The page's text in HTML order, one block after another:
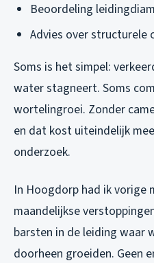
Beoordeling
Advies over structurele
Soms is het simpel:
water stagneert. Soms
wortelingroei. Zonder
en dat kost uiteindelijk
onderzoek.
In Hoogdorp had ik vorige
maandelijkse
barsten in de leiding waar
doorheen groeiden. Geen